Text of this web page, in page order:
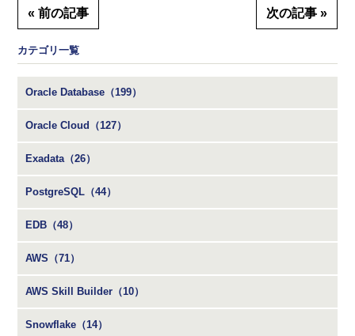
« 前の記事 次の記事 »
カテゴリ一覧
Oracle Database（199）
Oracle Cloud（127）
Exadata（26）
PostgreSQL（44）
EDB（48）
AWS（71）
AWS Skill Builder（10）
Snowflake（14）